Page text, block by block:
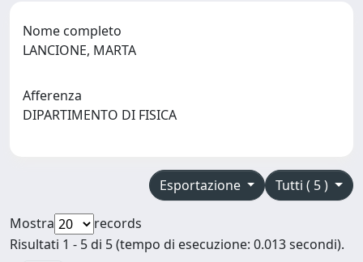
Nome completo
LANCIONE, MARTA
Afferenza
DIPARTIMENTO DI FISICA
Tutti ( 5 )
Esportazione
Mostra
records
Risultati 1 - 5 di 5 (tempo di esecuzione: 0.013 secondi).